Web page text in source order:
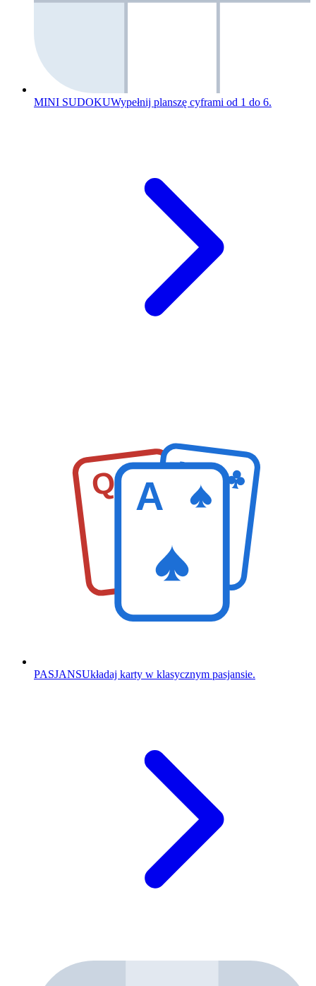
MINI SUDOKUWypełnij planszę cyframi od 1 do 6.
Q K
A
PASJANSUkładaj karty w klasycznym pasjansie.